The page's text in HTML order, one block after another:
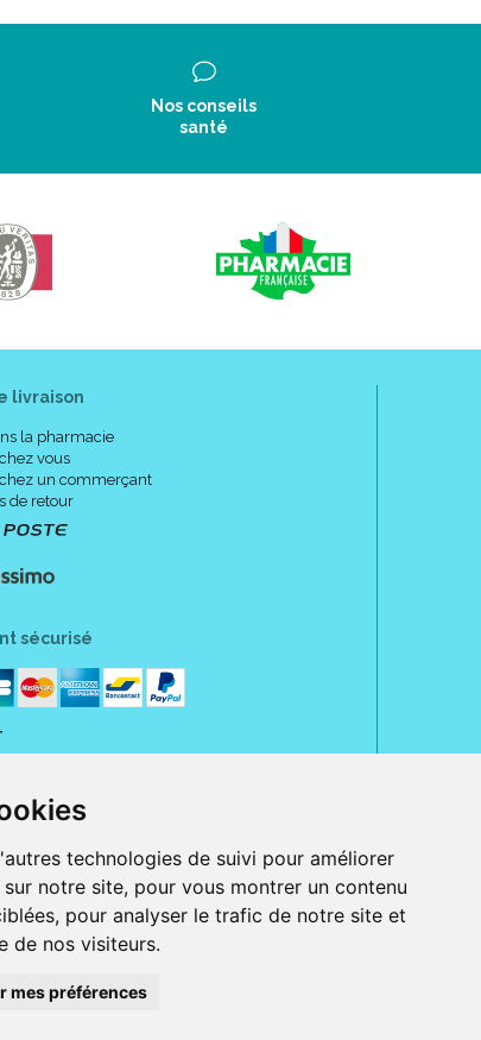
technologies de suivi pour améliorer
notre site, pour vous montrer un contenu
pour analyser le trafic de notre site et
de nos visiteurs.
mes préférences
Nos conseils
santé
livraison
la pharmacie
vous
un commerçant
de retour
sécurisé
Harcourt, 80300 Albert.
touch), ou sur Google Play (pour Androïd 5.0 ou version